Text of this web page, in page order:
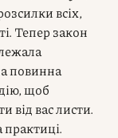
всіх,
Тепер закон
повинна
щоб
від вас листи.